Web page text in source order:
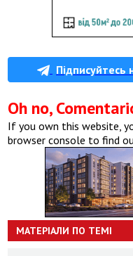
Oh no,
If you own this website,
browser console to find
МАТЕРІАЛИ ПО ТЕМІ